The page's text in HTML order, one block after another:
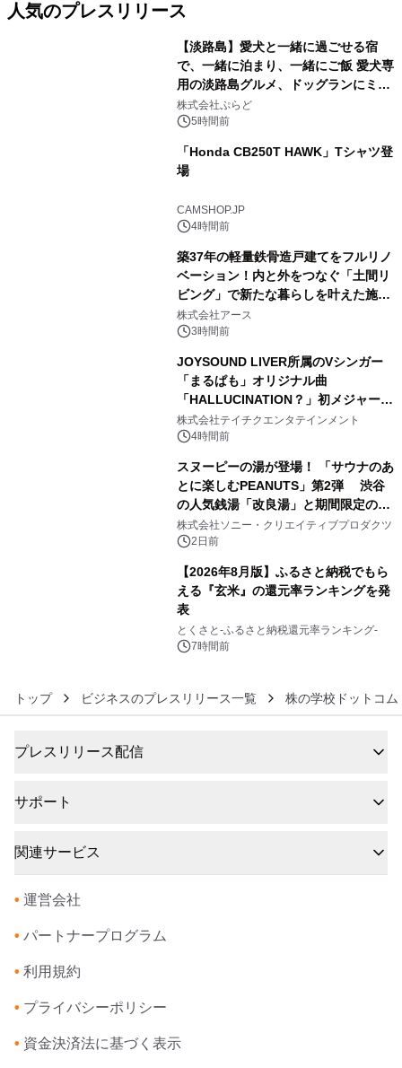
人気のプレスリリース
【淡路島】愛犬と一緒に過ごせる宿
で、一緒に泊まり、一緒にご飯 愛犬専
用の淡路島グルメ、ドッグランにミニ
プール グランピングとトレーラーハウ
スの2施設で
株式会社ぷらど
5時間前
「Honda CB250T HAWK」Tシャツ登
場
CAMSHOP.JP
4時間前
築37年の軽量鉄骨造戸建てをフルリノ
ベーション！内と外をつなぐ「土間リ
ビング」で新たな暮らしを叶えた施工
事例を株式会社アースが公開
株式会社アース
3時間前
JOYSOUND LIVER所属のVシンガー
「まるぱも」オリジナル曲
「HALLUCINATION？」初メジャー配
信リリース決定！
株式会社テイチクエンタテインメント
4時間前
スヌーピーの湯が登場！ 「サウナのあ
とに楽しむPEANUTS」第2弾 渋谷
の人気銭湯「改良湯」と期間限定のコ
ラボレーション サウナイキタイコラ
ボグッズも発売決定！
株式会社ソニー・クリエイティブプロダクツ
2日前
【2026年8月版】ふるさと納税でもら
える『玄米』の還元率ランキングを発
表
とくさと-ふるさと納税還元率ランキング-
7時間前
トップ ビジネスのプレスリリース一覧 株の学校ドットコム
プレスリリース配信
サポート
関連サービス
• 運営会社
• パートナープログラム
• 利用規約
• プライバシーポリシー
• 資金決済法に基づく表示